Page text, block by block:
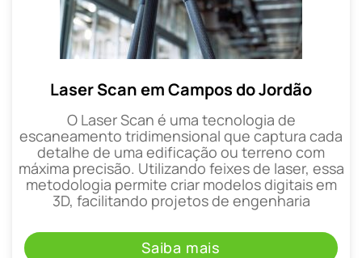
Laser Scan em Campos do Jordão
O Laser Scan é uma tecnologia de
escaneamento tridimensional que captura cada
detalhe de uma edificação ou terreno com
máxima precisão. Utilizando feixes de laser, essa
metodologia permite criar modelos digitais em
3D, facilitando projetos de engenharia
Saiba mais